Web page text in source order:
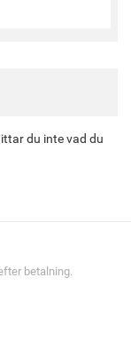
du inte vad du
betalning.